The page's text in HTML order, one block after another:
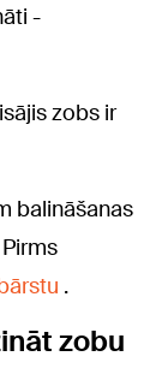
-
zobs ir
balināšanas
.
zobu